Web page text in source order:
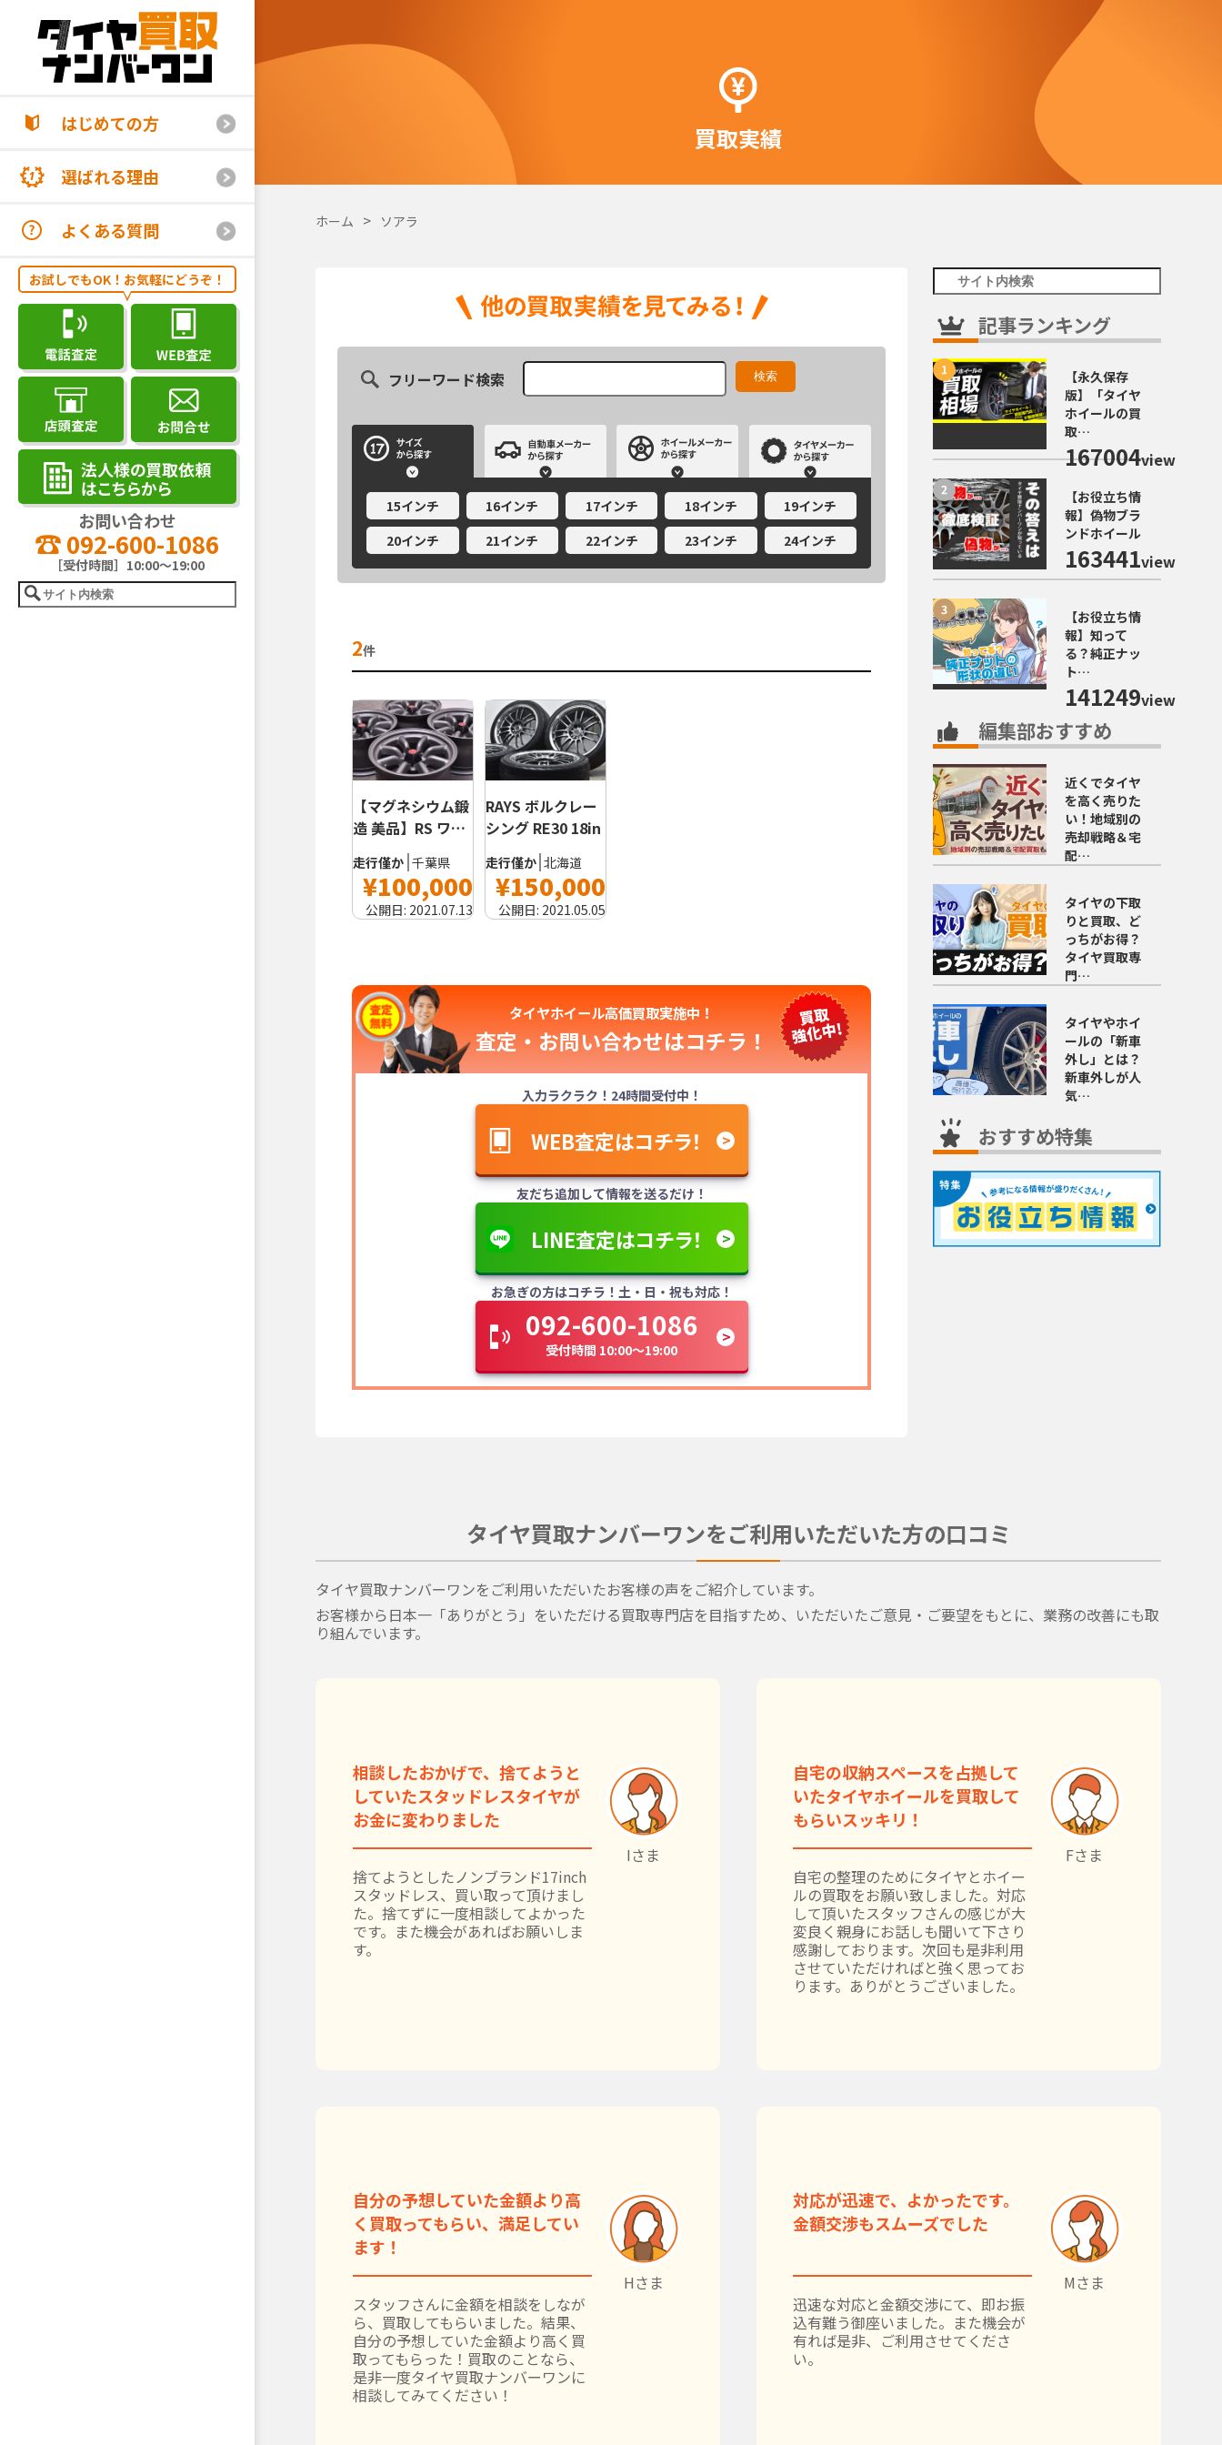
はじめての方
選ばれる理由
よくある質問
お試しでもOK！お気軽にどうぞ！
お問い合わせ
092-600-1086
［受付時間］10:00～19:00
買取実績
ホーム ソアラ
フリーワード検索
サイズから探す 自動車メーカーから探す ホイールメーカーから探す
15インチ 16インチ 17インチ 18インチ
19インチ
20インチ
21インチ 22インチ 23インチ 24インチ
2件
【マグネシウム鍛
造 美品】RS ワ…
走行僅か 千葉県
¥100,000
公開日: 2021.07.13
RAYS ボルクレー
シング RE30 18in
走行僅か 北海道
¥150,000
公開日: 2021.05.05
タイヤホイール高価買取実施中！
査定・お問い合わせはコチラ！
入力ラクラク！24時間受付中！
WEB査定はコチラ！
友だち追加して情報を送るだけ！
LINE査定はコチラ！
お急ぎの方はコチラ！土・日・祝も対応！
092-600-1086
受付時間 10:00～19:00
記事ランキング
【永久保存
版】「タイヤ
ホイールの買
取…
167004view
【お役立ち情
報】偽物ブラ
ンドホイール
163441view
【お役立ち情
報】知って
る？純正ナッ
ト…
141249view
編集部おすすめ
近くでタイヤ
を高く売りた
い！地域別の
売却戦略＆宅
配…
タイヤの下取
りと買取、ど
っちがお得？
タイヤ買取専
門…
タイヤやホイ
ールの「新車
外し」とは？
新車外しが人
気…
おすすめ特集
タイヤ買取ナンバーワンをご利用いただいた方の口コミ
タイヤ買取ナンバーワンをご利用いただいたお客様の声をご紹介しています。
お客様から日本一「ありがとう」をいただける買取専門店を目指すため、いただいたご意見・ご要望をもとに、業務の改善にも取
り組んでいます。
相談したおかげで、捨てようと
していたスタッドレスタイヤが
お金に変わりました
捨てようとしたノンブランド17inch
スタッドレス、買い取って頂けまし
た。捨てずに一度相談してよかった
です。また機会があればお願いしま
す。
Iさま
自宅の収納スペースを占拠して
いたタイヤホイールを買取して
もらいスッキリ！
自宅の整理のためにタイヤとホイー
ルの買取をお願い致しました。対応
して頂いたスタッフさんの感じが大
変良く親身にお話しも聞いて下さり
感謝しております。次回も是非利用
させていただければと強く思ってお
ります。ありがとうございました。
Fさま
自分の予想していた金額より高
く買取ってもらい、満足してい
ます！
スタッフさんに金額を相談をしなが
ら、買取してもらいました。結果、
自分の予想していた金額より高く買
取ってもらった！買取のことなら、
是非一度タイヤ買取ナンバーワンに
相談してみてください！
Hさま
対応が迅速で、よかったです。
金額交渉もスムーズでした
迅速な対応と金額交渉にて、即お振
込有難う御座いました。また機会が
有れば是非、ご利用させてくださ
い。
Mさま